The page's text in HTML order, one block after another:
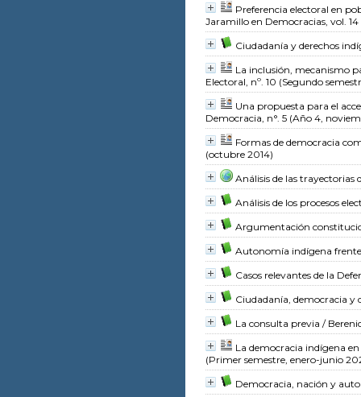
Preferencia electoral en
Jaramillo en Democracias, vol.
Ciudadanía y derechos
La inclusión, mecanismo
Electoral, nº. 10 (Segundo
Una propuesta para el
Democracia, n°. 5 (Año 4,
Formas de democracia
(octubre 2014)
Análisis de las trayectorias
Análisis de los procesos
Argumentación
Autonomía indígena
Casos relevantes de la
Ciudadanía, democracia y
La consulta previa /
La democracia indígena
(Primer semestre, enero-junio
Democracia, nación y